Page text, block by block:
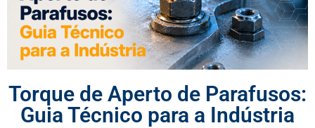
Torque de Aperto de Parafusos:
Guia Técnico para a Indústria